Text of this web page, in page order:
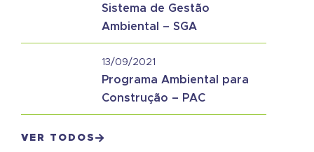
Sistema de Gestão
Ambiental – SGA
13/09/2021
Programa Ambiental para
Construção – PAC
VER TODOS